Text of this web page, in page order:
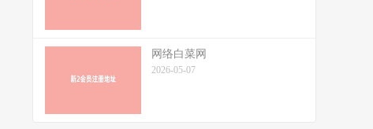
网络白菜网
2026-05-07